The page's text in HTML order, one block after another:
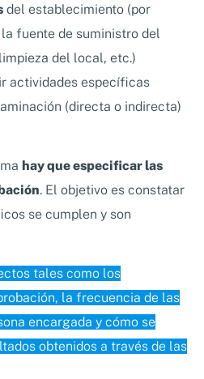
del establecimiento (por
fuente de suministro del
del local, etc.)
actividades específicas
(directa o indirecta)
hay que especificar las
. El objetivo es constatar
se cumplen y son
tales como los
la frecuencia de las
encargada y cómo se
obtenidos a través de las